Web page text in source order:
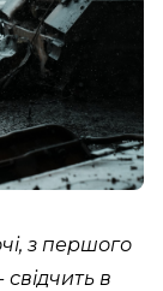
з першого
в